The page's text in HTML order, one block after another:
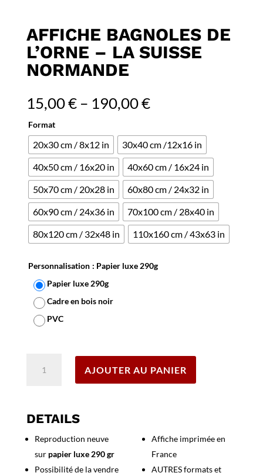
AFFICHE BAGNOLES DE
L’ORNE – LA SUISSE
NORMANDE
15,00€– 190,00€
Format
20x30 cm / 8x12 in
30x40 cm /12x16 in
40x50 cm / 16x20 in
40x60 cm / 16x24 in
50x70 cm / 20x28 in
60x80 cm / 24x32 in
60x90 cm / 24x36 in
70x100 cm / 28x40 in
80x120 cm / 32x48 in
110x160 cm / 43x63 in
Personnalisation : Papier luxe 290g
Papier luxe 290g
Cadre en bois noir
PVC
de
-
Suisse
AJOUTER AU PANIER
DETAILS
Reproduction neuve
sur papier luxe 290 gr
Possibilité de la vendre
Affiche imprimée en
France
AUTRES formats et